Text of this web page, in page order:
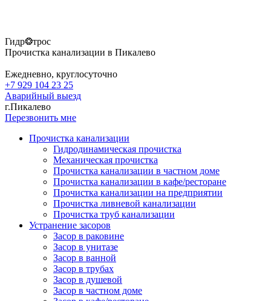
Гидр❂трос
Прочистка канализации в Пикалево
Ежедневно, круглосуточно
+7 929 104 23 25
Аварийный выезд
г.Пикалево
Перезвонить мне
Прочистка канализации
Гидродинамическая прочистка
Механическая прочистка
Прочистка канализации в частном доме
Прочистка канализации в кафе/ресторане
Прочистка канализации на предприятии
Прочистка ливневой канализации
Прочистка труб канализации
Устранение засоров
Засор в раковине
Засор в унитазе
Засор в ванной
Засор в трубах
Засор в душевой
Засор в частном доме